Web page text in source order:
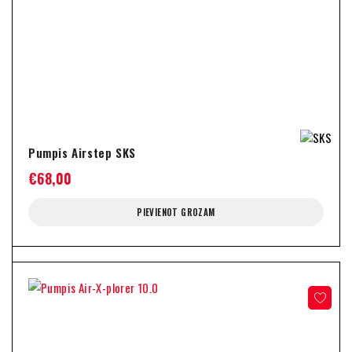
Pumpis Airstep SKS
€68,00
PIEVIENOT GROZAM